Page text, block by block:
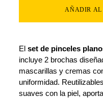
AÑADIR AL
Elset de pinceles
incluye 2 brochas
mascarillas y cremas
uniformidad.
suaves con la piel,